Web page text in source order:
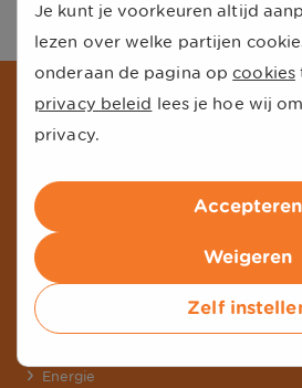
Schrijf je in voor onze
Ontvang de beste aanbiedingen en
Meld je aan
Energie
Je kunt je voorkeuren altijd
lezen over welke partijen
onderaan de pagina op cookies
privacy beleid lees je hoe wij
privacy.
Accepteren
Weigeren
Zelf